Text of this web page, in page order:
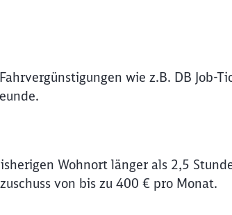
wie z.B. DB Job-
Wohnort länger als 2,5
von bis zu 400 € pro Monat.